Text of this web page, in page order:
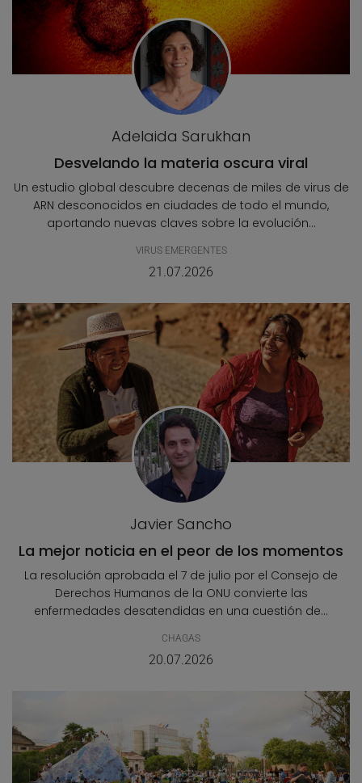
Adelaida Sarukhan
Desvelando la materia oscura viral
Un estudio global descubre decenas de miles de virus de
ARN desconocidos en ciudades de todo el mundo,
aportando nuevas claves sobre la evolución...
VIRUS EMERGENTES
21.07.2026
Javier Sancho
La mejor noticia en el peor de los momentos
La resolución aprobada el 7 de julio por el Consejo de
Derechos Humanos de la ONU convierte las
enfermedades desatendidas en una cuestión de...
CHAGAS
20.07.2026